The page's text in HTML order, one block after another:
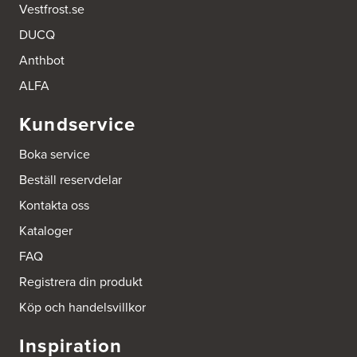
Hönekullavägen 25
435 44 Mölnlycke
Tel.:752418750
Industrigatan 5
Tel.:752411000
Batterigatan 2
941 47 Piteå
Tel.:752411518
Bra Hus från Hedlunds AB
795 71 Furudal
Vestfrost.se
DUCQ
Anthbot
ALFA
Kundservice
Boka service
Beställ reservdelar
Kontakta oss
Kataloger
FAQ
Registrera din produkt
Köp och handelsvillkor
Inspiration